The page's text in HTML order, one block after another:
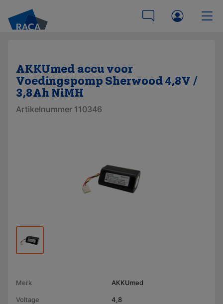
AKKUmed accu voor
Voedingspomp Sherwood 4,8V /
3,8Ah NiMH
Artikelnummer 110346
Merk AKKUmed
Voltage 4,8